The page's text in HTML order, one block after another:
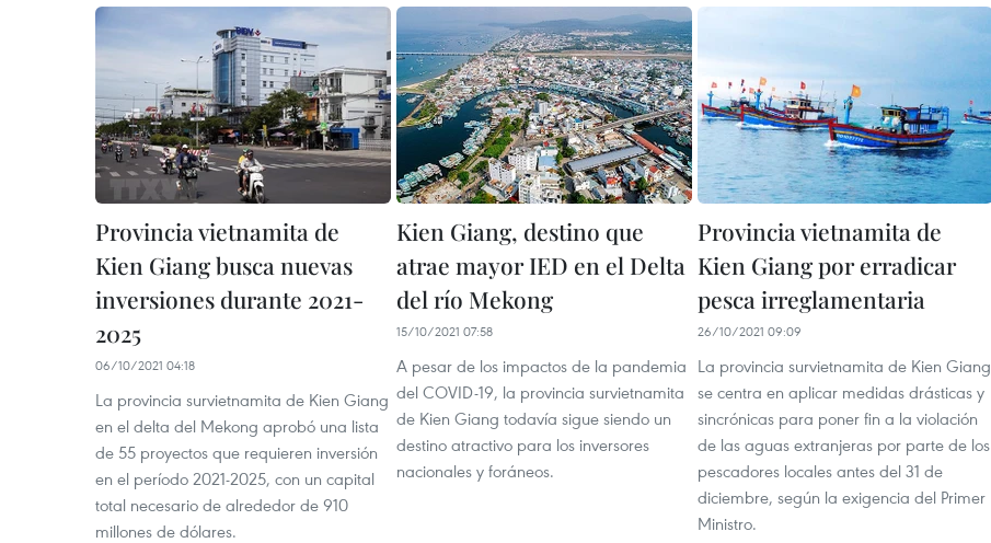
Provincia vietnamita de
Kien Giang busca nuevas
inversiones durante 2021-
2025
06/10/2021 04:18
La provincia survietnamita de Kien Giang
en el delta del Mekong aprobó una lista
de 55 proyectos que requieren inversión
en el período 2021-2025, con un capital
total necesario de alrededor de 910
millones de dólares.
Kien Giang, destino que
atrae mayor IED en el Delta
del río Mekong
15/10/2021 07:58
A pesar de los impactos de la pandemia
del COVID-19, la provincia survietnamita
de Kien Giang todavía sigue siendo un
destino atractivo para los inversores
nacionales y foráneos.
Provincia vietnamita de
Kien Giang por erradicar
pesca irreglamentaria
26/10/2021 09:09
La provincia survietnamita de Kien Giang
se centra en aplicar medidas drásticas y
sincrónicas para poner fin a la violación
de las aguas extranjeras por parte de los
pescadores locales antes del 31 de
diciembre, según la exigencia del Primer
Ministro.